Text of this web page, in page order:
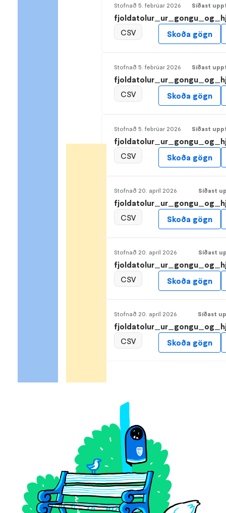
Stofnað5. febrúar 2026 Síðast
CSV
Skoða gögn
Stofnað5. febrúar 2026 Síðast
CSV
Skoða gögn
Stofnað5. febrúar 2026 Síðast
CSV
Skoða gögn
Stofnað20. apríl 2026 Síðast
CSV
Skoða gögn
Stofnað20. apríl 2026 Síðast
CSV
Skoða gögn
Stofnað20. apríl 2026 Síðast
CSV
Skoða gögn